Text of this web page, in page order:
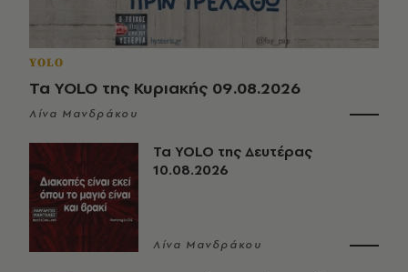
YOLO
Τα YOLO της Κυριακής 09.08.2026
Λίνα Μανδράκου
Τα YOLO της Δευτέρας
10.08.2026
Λίνα Μανδράκου